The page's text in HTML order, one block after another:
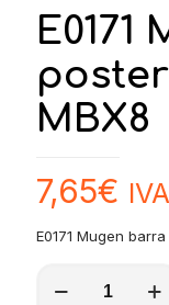
MBX8
7,65€
E0171 Mugen
Mugen